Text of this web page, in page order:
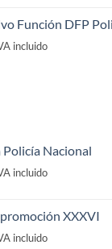
Función DFP
incluido
Policía Nacional
incluido
XXXVI
incluido